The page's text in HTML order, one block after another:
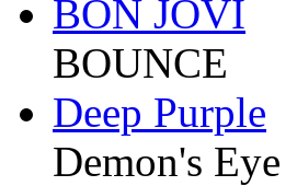
BON JOVI
BOUNCE
Deep Purple
Demon's Eye